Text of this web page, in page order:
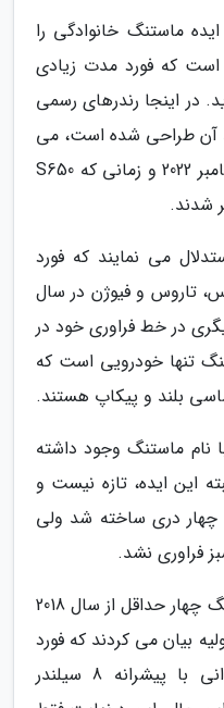
ماستنگ خانوادگی را
که فورد مدت زیادی
در اینجا رندرهای رسمی
آن طراحی شده است، می
بینید. این تصاویر در اواسط سپتامبر 2022 و زمانی که S650
شدند.
می نمایند که فورد
تاروس و فیوژن در سال
در خط فراوری خود در
تنها خودرویی است که
بلند و پیکاپ هستند.
نام ماستنگ وجود داشته
این ایده، تازه نیست و
نمونه اولیه چهار دری ساخته شد ولی
فراوری نشد.
شایعات مربوط به خودروی ماستنگ چهار حداقل از سال 2018
بیان می کردند که فورد
حتی به فروشندگان درباره سدانی با پیشرانه 8 سیلندر